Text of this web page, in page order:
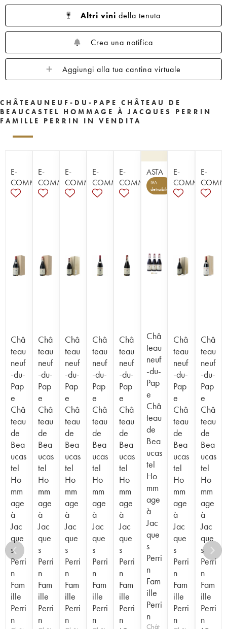
Altri vini della tenuta
Crea una notifica
Aggiungi alla tua cantina virtuale
CHÂTEAUNEUF-DU-PAPE CHÂTEAU DE
BEAUCASTEL HOMMAGE À JACQUES PERRIN
FAMILLE PERRIN IN VENDITA
E-
COMMERCE
Châ
teau
neuf
-du-
Pap
e
Châ
teau
de
Bea
ucas
tel
Ho
mm
age
à
Jac
que
s
Perri
n
Fam
ille
Perri
n
E-
COMMERCE
Châ
teau
neuf
-du-
Pap
e
Châ
teau
de
Bea
ucas
tel
Ho
mm
age
à
Jac
que
s
Perri
n
Fam
ille
Perri
n
E-
COMMERCE
Châ
teau
neuf
-du-
Pap
e
Châ
teau
de
Bea
ucas
tel
Ho
mm
age
à
Jac
que
s
Perri
n
Fam
ille
Perri
n
E-
COMMERCE
Châ
teau
neuf
-du-
Pap
e
Châ
teau
de
Bea
ucas
tel
Ho
mm
age
à
Jac
que
s
Perri
n
Fam
ille
Perri
n
E-
COMMERCE
Châ
teau
neuf
-du-
Pap
e
Châ
teau
de
Bea
ucas
tel
Ho
mm
age
à
Jac
que
s
Perri
n
Fam
ille
Perri
n
ASTA
IVA
detraibile
3
Châ
teau
neuf
-du-
Pap
e
Châ
teau
de
Bea
ucas
tel
Ho
mm
age
à
Jac
que
s
Perri
n
Fam
ille
Perri
n
Chât
E-
COMMERCE
Châ
teau
neuf
-du-
Pap
e
Châ
teau
de
Bea
ucas
tel
Ho
mm
age
à
Jac
que
s
Perri
n
Fam
ille
Perri
n
E-
Châ
teau
neuf
-du-
Pap
e
Châ
teau
de
Bea
ucas
tel
Ho
mm
age
à
Jac
que
s
Perri
n
Fam
ille
Perri
n